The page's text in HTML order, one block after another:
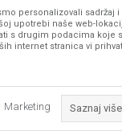
personalizovali
upotrebi naše web-
s drugim podacima
internet stranica vi
Marketing Saznaj više